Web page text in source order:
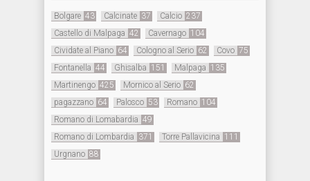
Bolgare 43 Calcinate 37 Calcio 237
Castello di Malpaga 42 Cavernago 104
Cividate al Piano 64 Cologno al Serio 62 Covo 75
Fontanella 44 Ghisalba 151 Malpaga 135
Martinengo 425 Mornico al Serio 62
pagazzano 64 Palosco 53 Romano 104
Romano di Lomabardia 49
Romano di Lombardia 371 Torre Pallavicina 111
Urgnano 88